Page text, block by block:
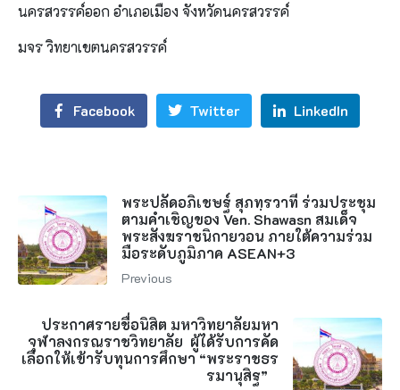
นครสวรรค์ออก อำเภอเมือง จังหวัดนครสวรรค์
มจร วิทยาเขตนครสวรรค์
Facebook Twitter LinkedIn
พระปลัดอภิเชษฐ์ สุภทฺรวาที ร่วมประชุม
ตามคำเชิญของ Ven. Shawasn สมเด็จ
พระสังฆราชนิกายวอน ภายใต้ความร่วม
มือระดับภูมิภาค ASEAN+3
Previous
ประกาศรายชื่อนิสิต มหาวิทยาลัยมหา
จุฬาลงกรณราชวิทยาลัย ผู้ได้รับการคัด
เลือกให้เข้ารับทุนการศึกษา “พระราชธร
รมานุสิฐ”